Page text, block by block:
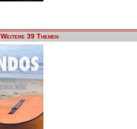
Weitere 39 Themen